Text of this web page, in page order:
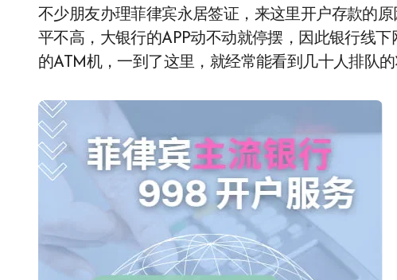
不少朋友办理菲律宾永居签证，来这里开户存款的
平不高，大银行的APP动不动就停摆，因此银行线
的ATM机，一到了这里，就经常能看到几十人排队